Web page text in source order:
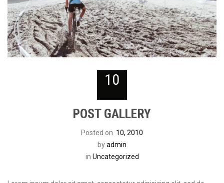
10
POST GALLERY
Posted on 10, 2010
byadmin
in Uncategorized